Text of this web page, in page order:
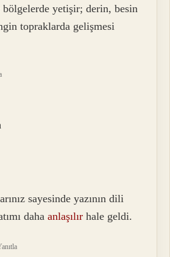
bölgelerde yetişir; derin, besin
topraklarda gelişmesi
sayesinde yazının dili
dahaanlaşılır hale geldi.